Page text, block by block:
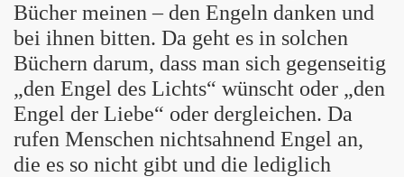
Bücher meinen – den Engeln danken und
bei ihnen bitten. Da geht es in solchen
Büchern darum, dass man sich gegenseitig
„den Engel des Lichts“ wünscht oder „den
Engel der Liebe“ oder dergleichen. Da
rufen Menschen nichtsahnend Engel an,
die es so nicht gibt und die lediglich